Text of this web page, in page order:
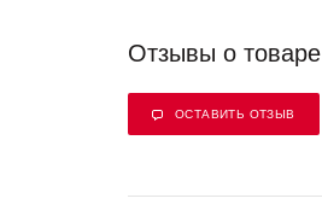
Отзывы о товаре
ОСТАВИТЬ ОТЗЫВ